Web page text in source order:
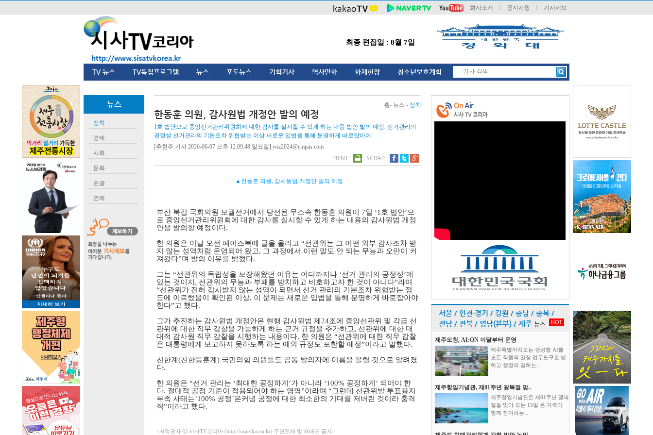
회사소개 공지사항 기사제보
최종 편집일 : 8월 7일
TV 뉴스 TV특집프로그램 뉴스 포토뉴스 기획기사 역사만화 화제현장 청소년보호계획
뉴스
정치
경제
사회
문화
관광
연예
홈- 뉴스 - 정치
한동훈 의원, 감사원법 개정안 발의 예정
1호 법안으로 중앙선거관리위원회에 대한 감사를 실시할 수 있게 하는 내용 법안 발의 예정, 선거관리의
공정성 선거관리의 기본조차 위협받는 이상 새로운 입법을 통해 분명하게 바로잡아야
[추현주 기자 2026-06-07 오후 12:09:48 일요일] wiz2024@empas.com
PRINT :
SCRAP :
▲한동훈 의원, 감사원법 개정안 발의 예정
부산 북갑 국회의원 보궐선거에서 당선된 무소속 한동훈 의원이 7일 ‘1 호 법안’으
로 중앙선거관리위원회에 대한 감사를 실시할 수 있게 하는 내용의 감사원법 개정
안을 발의할 예정이다.
한 의원은 이날 오전 페이스북에 글을 올리고 “선관위는 그 어떤 외부 감사조차 받
지 않는 성역처럼 운영되어 왔고, 그 과정에서 이런 말도 안 되는 무능과 오만이 커
져왔다”며 발의 이유를 밝혔다.
그는 “선관위의 독립성을 보장해왔던 이유는 어디까지나 ‘선거 관리의 공정성’에
있는 것이지 , 선관위의 무능과 부패를 방치하고 비호하고자 한 것이 아니다”라며
“선관위가 전혀 감시받지 않는 성역이 되면서 선거 관리의 기본조차 위협받는 정
도에 이르렀음이 확인된 이상, 이 문제는 새로운 입법을 통해 분명하게 바로잡아야
한다”고 했다.
그가 추진하는 감사원법 개정안은 현행 감사원법 제 24조에 중앙선관위 및 각급 선
관위에 대한 직무 감찰을 가능하게 하는 근거 규정을 추가하고, 선관위에 대한 대
대적 감사원 직무 감찰을 시행하는 내용이다. 한 의원은 “선관위에 대한 직무 감찰
은 대통령에게 보고하지 못하도록 하는 예외 규정도 포함할 예정”이라고 말했다.
친한계 (친한동훈계 ) 국민의힘 의원들도 공동 발의자에 이름을 올릴 것으로 알려졌
다.
한 의원은 “선거 관리는 ‘최대한 공정하게 ’가 아니라 ‘100% 공정하게 ’ 되어야 한
다. 절대적 공정 기준이 적용되어야 하는 영역”이라며 “그런데 선관위발 투표용지
부족 사태는’100% 공정’은커녕 공정에 대한 최소한의 기대를 저버린 것이라 충격
적”이라고 했다.
<저작권자 ⓒ 시사TV코리아 (http://sisatvkorea.kr) 무단전재 및 재배포 금지>
On Air
시사 TV 코리아
서울 / 인천·경기 / 강원 / 충남 / 충북 /
전남 / 전북 / 영남(본부) / 제주 뉴스 HOT
제주도청, AI:ON 이달부터 운영
제주특별자치도는 생성형 AI를
모든 직원의 일상 업무도구로 넓
히고 행정의 일하는..
제주항일기념관, 제81주년 광복절 맞..
제주항일기념관은 제81주년 광복
절을 맞아 오는 15일 온 가족이
함께 참여하는 ..